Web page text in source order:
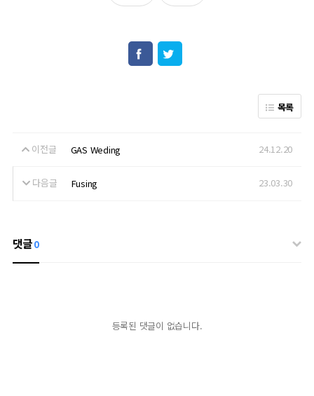
목록
이전글 GAS Weding 24.12.20
다음글 Fusing 23.03.30
댓글0
등록된 댓글이 없습니다.